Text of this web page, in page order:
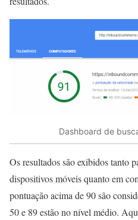
Dashboard de
Os resultados são exibidos tanto
dispositivos móveis quanto em
pontuação acima de 90 são
50 e 89 estão no nível médio.